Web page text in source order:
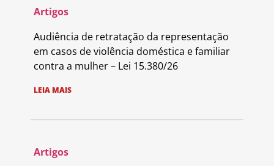
Artigos
Audiência de retratação da representação
em casos de violência doméstica e familiar
contra a mulher – Lei 15.380/26
LEIA MAIS
Artigos